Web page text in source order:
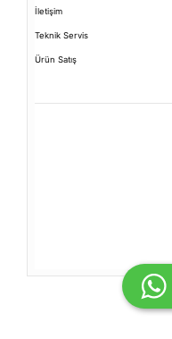
İletişim
Teknik Servis
Ürün Satış